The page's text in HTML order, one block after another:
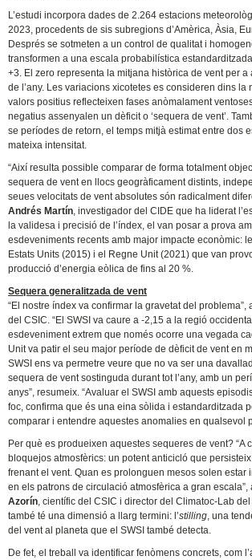
L’estudi incorpora dades de 2.264 estacions
2023, procedents de sis subregions d’Amèrica, Àsia,
Després se sotmeten a un control de qualitat i
transformen a una escala probabilística
+3. El zero representa la mitjana històrica de vent per
de l’any. Les variacions xicotetes es consideren dins la
valors positius reflecteixen fases anòmalament
negatius assenyalen un dèficit o ‘sequera de vent’.
se períodes de retorn, el temps mitjà estimat entre dos
mateixa intensitat.
“Així resulta possible comparar de forma totalment
sequera de vent en llocs geogràficament distints,
seues velocitats de vent absolutes són radicalment
Andrés Martín, investigador del CIDE que ha liderat
la validesa i precisió de l’índex, el van posar a prova
esdeveniments recents amb major impacte econòmic:
Estats Units (2015) i el Regne Unit (2021) que van
producció d’energia eòlica de fins al 20 %.
Sequera generalitzada de vent
“El nostre índex va confirmar la gravetat del problema”,
del CSIC. “El SWSI va caure a -2,15 a la regió
esdeveniment extrem que només ocorre una vegada
Unit va patir el seu major període de dèficit de vent en
SWSI ens va permetre veure que no va ser una
sequera de vent sostinguda durant tot l’any, amb un
anys”, resumeix. “Avaluar el SWSI amb aquests
foc, confirma que és una eina sòlida i estandarditzada
comparar i entendre aquestes anomalies en qualsevol
Per què es produeixen aquestes sequeres de vent? “A
bloquejos atmosfèrics: un potent anticicló que
frenant el vent. Quan es prolonguen mesos solen estar
en els patrons de circulació atmosfèrica a gran
Azorín, científic del CSIC i director del Climatoc-Lab
també té una dimensió a llarg termini: l’stilling, una
del vent al planeta que el SWSI també detecta.
De fet, el treball va identificar fenòmens concrets, com